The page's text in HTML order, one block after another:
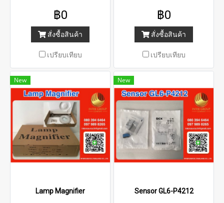
฿0
สั่งซื้อสินค้า
เปรียบเทียบ
฿0
สั่งซื้อสินค้า
เปรียบเทียบ
New
Lamp Magnifier
New
Sensor GL6-P4212